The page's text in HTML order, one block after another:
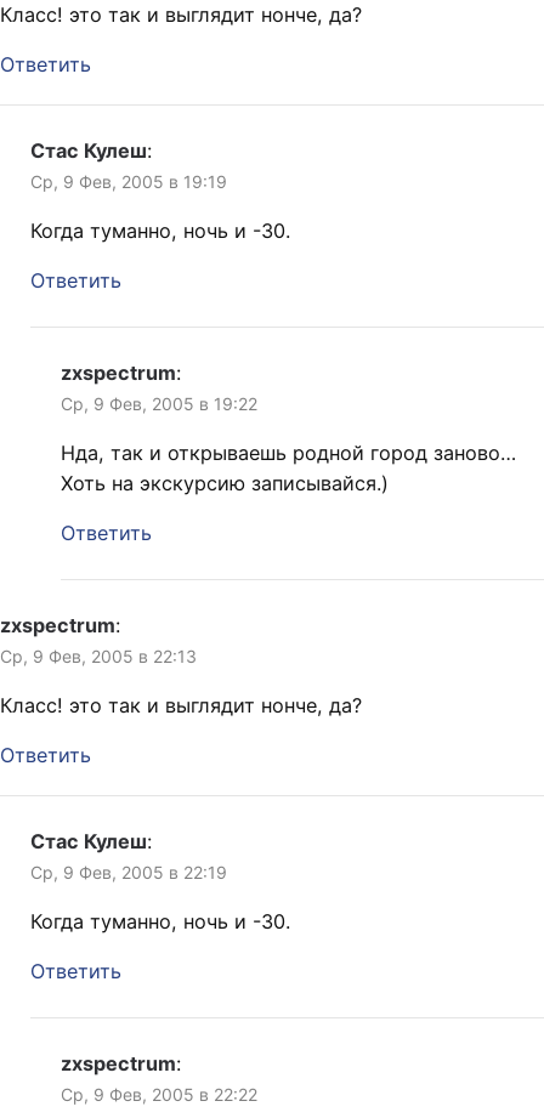
Класс! это так и выглядит нонче, да?
Ответить
Стас Кулеш:
Ср, 9 Фев, 2005 в 19:19
Когда туманно, ночь и -30.
Ответить
zxspectrum:
Ср, 9 Фев, 2005 в 19:22
Нда, так и открываешь родной город заново…
Хоть на экскурсию записывайся.)
Ответить
zxspectrum:
Ср, 9 Фев, 2005 в 22:13
Класс! это так и выглядит нонче, да?
Ответить
Стас Кулеш:
Ср, 9 Фев, 2005 в 22:19
Когда туманно, ночь и -30.
Ответить
zxspectrum:
Ср, 9 Фев, 2005 в 22:22